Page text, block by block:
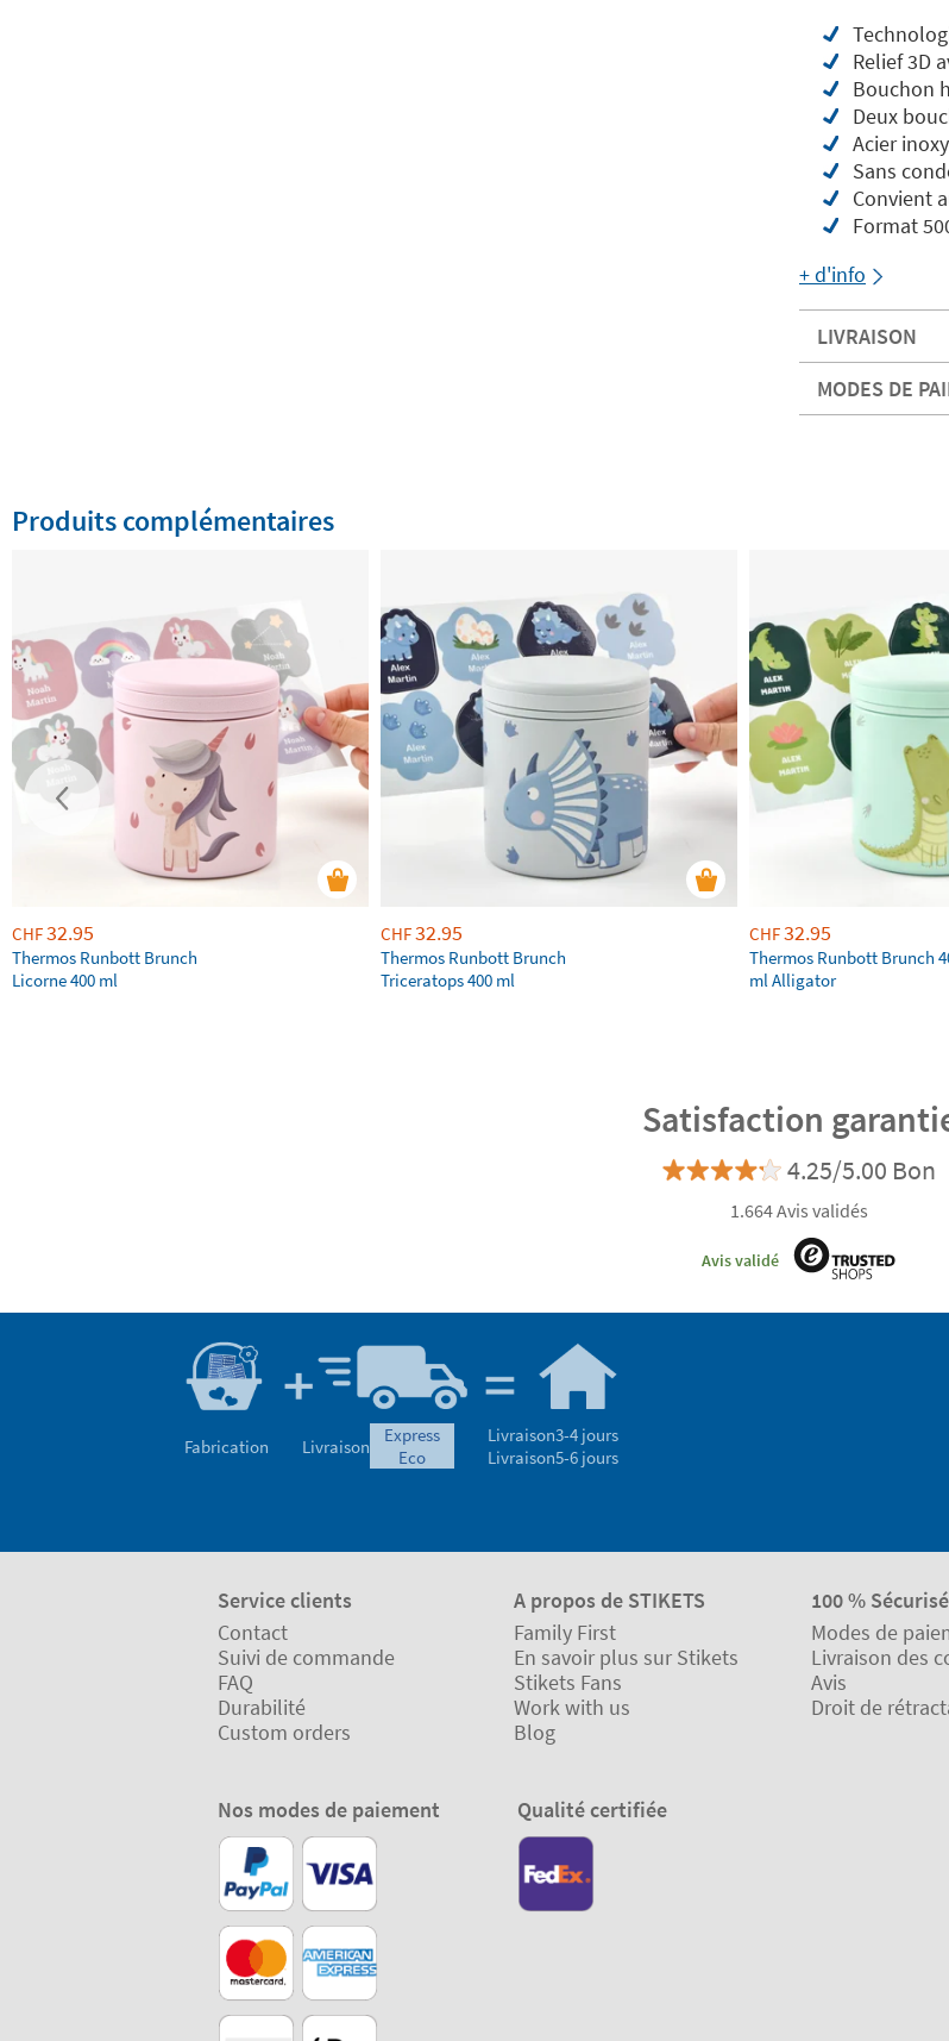
Relief 3D
Bouchon
Deux
Acier
Sans
Convient
Format
+ d'info
LIVRAISON
MODES DE
Produits complémentaires
CHF32.95
Thermos Runbott Brunch
Licorne 400 ml
CHF32.95
Thermos Runbott Brunch
Triceratops 400 ml
CHF32.95
Thermos Runbott Brunch
ml Alligator
Satisfaction
4.25/5.00 Bon
1.664 Avis validés
Avis validé
Fabrication Livraison
express
eco
Livraison3-4 jours
Livraison5-6 jours
Service clients
Contact
Suivi de commande
FAQ
Durabilité
Custom orders
A propos de STIKETS
Family First
En savoir plus sur Stikets
Stikets Fans
Work with us
Blog
100 % Sécurisé
Modes de
Livraison des
Avis
Droit de
Nos modes de paiement Qualité certifiée